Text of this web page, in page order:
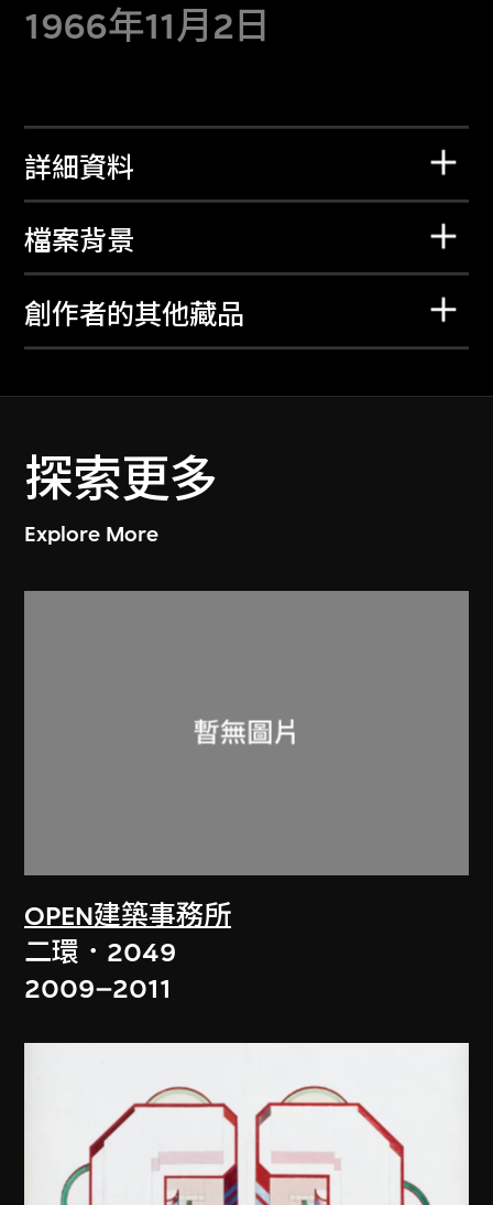
1966年11月2日
詳細資料
檔案背景
創作者的其他藏品
探索更多
Explore More
OPEN建築事務所
二環．2049
2009–2011